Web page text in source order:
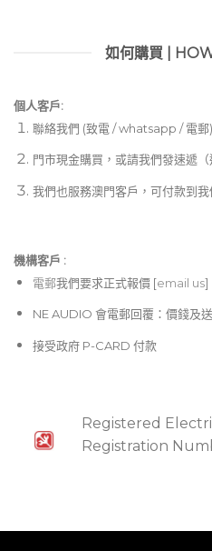
如何購買 |
個人客戶:
聯絡我們 (致電 / whatsapp / 電郵
門市現金購買，或請我們發速遞
我們也服務澳門客戶，可付款到
機構客戶 :​
電郵我們要求正式報價 [email us]
NE AUDIO 會電郵回覆：價錢及
接受政府 P-CARD 付款
Registered
Registration